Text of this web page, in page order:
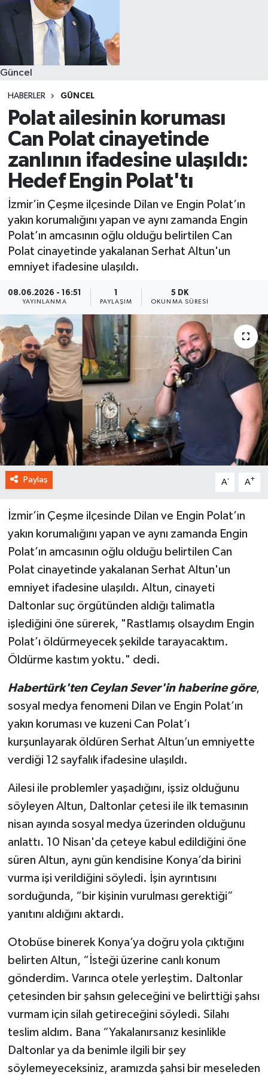
Güncel
HABERLER GÜNCEL
Polat ailesinin koruması
Can Polat cinayetinde
zanlının ifadesine ulaşıldı:
Hedef Engin Polat'tı
İzmir’in Çeşme ilçesinde Dilan ve Engin Polat’ın
yakın korumalığını yapan ve aynı zamanda Engin
Polat’ın amcasının oğlu olduğu belirtilen Can
Polat cinayetinde yakalanan Serhat Altun'un
emniyet ifadesine ulaşıldı.
08.06.2026 - 16:51
YAYINLANMA
1
PAYLAŞIM
5 DK
OKUNMA SÜRESI
Paylaş A- A+
İzmir’in Çeşme ilçesinde Dilan ve Engin Polat’ın
yakın korumalığını yapan ve aynı zamanda Engin
Polat’ın amcasının oğlu olduğu belirtilen Can
Polat cinayetinde yakalanan Serhat Altun'un
emniyet ifadesine ulaşıldı. Altun, cinayeti
Daltonlar suç örgütünden aldığı talimatla
işlediğini öne sürerek, "Rastlamış olsaydım Engin
Polat’ı öldürmeyecek şekilde tarayacaktım.
Öldürme kastım yoktu." dedi.
Habertürk'ten Ceylan Sever'in haberine göre,
sosyal medya fenomeni Dilan ve Engin Polat’ın
yakın koruması ve kuzeni Can Polat’ı
kurşunlayarak öldüren Serhat Altun’un emniyette
verdiği 12 sayfalık ifadesine ulaşıldı.
Ailesi ile problemler yaşadığını, işsiz olduğunu
söyleyen Altun, Daltonlar çetesi ile ilk temasının
nisan ayında sosyal medya üzerinden olduğunu
anlattı. 10 Nisan'da çeteye kabul edildiğini öne
süren Altun, aynı gün kendisine Konya’da birini
vurma işi verildiğini söyledi. İşin ayrıntısını
sorduğunda, “bir kişinin vurulması gerektiği”
yanıtını aldığını aktardı.
Otobüse binerek Konya’ya doğru yola çıktığını
belirten Altun, “İsteği üzerine canlı konum
gönderdim. Varınca otele yerleştim. Daltonlar
çetesinden bir şahsın geleceğini ve belirttiği şahsı
vurmam için silah getireceğini söyledi. Silahı
teslim aldım. Bana “Yakalanırsanız kesinlikle
Daltonlar ya da benimle ilgili bir şey
söylemeyeceksiniz, aramızda şahsi bir meseleden